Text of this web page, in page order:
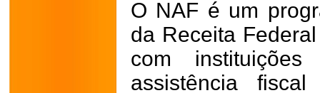
O NAF é um
da Receita
com
assistência